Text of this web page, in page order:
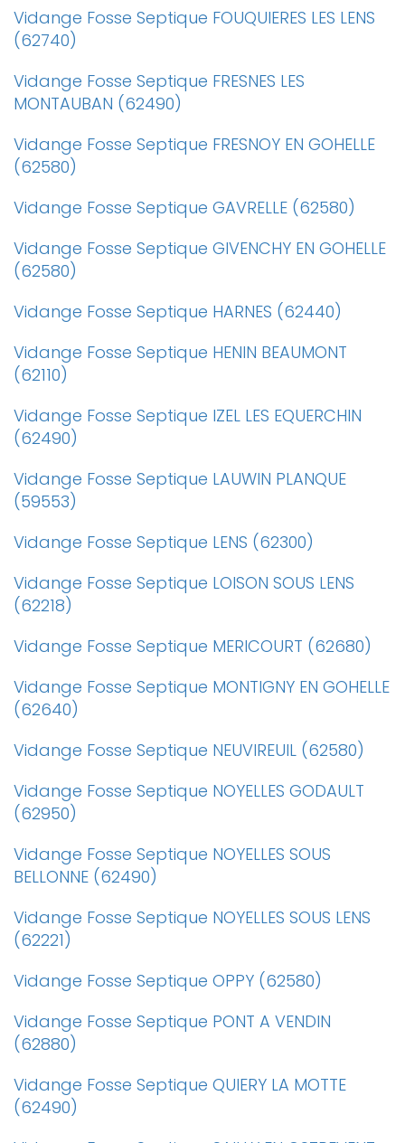
Vidange Fosse Septique FOUQUIERES LES LENS
(62740)
Vidange Fosse Septique FRESNES LES
MONTAUBAN (62490)
Vidange Fosse Septique FRESNOY EN GOHELLE
(62580)
Vidange Fosse Septique GAVRELLE (62580)
Vidange Fosse Septique GIVENCHY EN GOHELLE
(62580)
Vidange Fosse Septique HARNES (62440)
Vidange Fosse Septique HENIN BEAUMONT
(62110)
Vidange Fosse Septique IZEL LES EQUERCHIN
(62490)
Vidange Fosse Septique LAUWIN PLANQUE
(59553)
Vidange Fosse Septique LENS (62300)
Vidange Fosse Septique LOISON SOUS LENS
(62218)
Vidange Fosse Septique MERICOURT (62680)
Vidange Fosse Septique MONTIGNY EN GOHELLE
(62640)
Vidange Fosse Septique NEUVIREUIL (62580)
Vidange Fosse Septique NOYELLES GODAULT
(62950)
Vidange Fosse Septique NOYELLES SOUS
BELLONNE (62490)
Vidange Fosse Septique NOYELLES SOUS LENS
(62221)
Vidange Fosse Septique OPPY (62580)
Vidange Fosse Septique PONT A VENDIN
(62880)
Vidange Fosse Septique QUIERY LA MOTTE
(62490)